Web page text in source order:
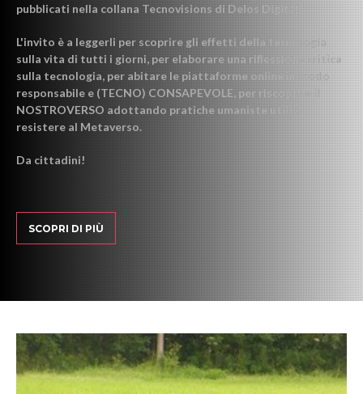
pubblicati nella collana Tecnovisions di Delos Digital.
L'invito è a leggerli per scoprire gli effetti della tecnologia
sulla vita di tutti i giorni, per elaborare una riflessione critica
sulla tecnologia, per abitare le piattaforme online in modo
responsabile e (TECNO) CONSAPEVOLE, per riscoprire il
NOSTROVERSO adottando pratiche umaniste utili a
resistere al Metaverso.
Da cittadini!
SCOPRI DI PIÙ